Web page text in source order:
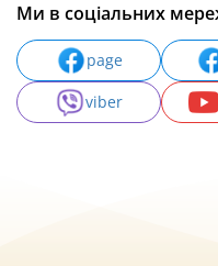
Ми в соціальних
page
viber